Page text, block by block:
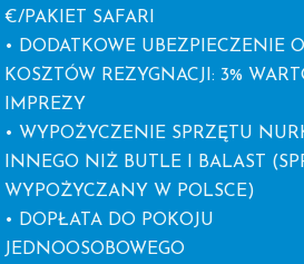
€/PAKIET SAFARI
• DODATKOWE UBEZPIECZENIE
KOSZTÓW REZYGNACJI: 3%
IMPREZY
• WYPOŻYCZENIE SPRZĘTU
INNEGO NIŻ BUTLE I BALAST
WYPOŻYCZANY W POLSCE)
• DOPŁATA DO POKOJU
JEDNOOSOBOWEGO